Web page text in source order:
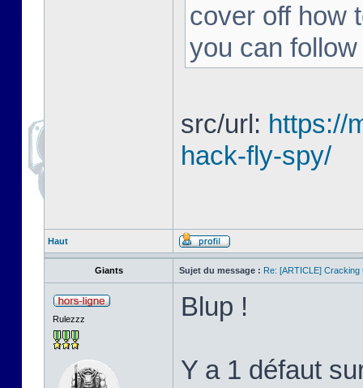
cover off how
you can
src/url: https://
hack-fly-spy/
Haut
Giants Sujet du message : Re: [ARTICLE] Cracking
Rulezzz Blup !
Y a 1 défaut